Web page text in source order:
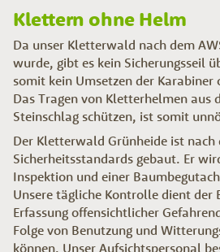
Klettern ohne Helm
Da unser Kletterwald nach dem
wurde, gibt es kein Sicherungsseil
somit kein Umsetzen der Karabiner
Das Tragen von Kletterhelmen aus
Steinschlag schützen, ist somit
Der Kletterwald Grünheide ist nach
Sicherheitsstandards gebaut. Er
Inspektion und einer
Unsere tägliche Kontrolle dient der
Erfassung offensichtlicher
Folge von Benutzung und
können. Unser Aufsichtspersonal